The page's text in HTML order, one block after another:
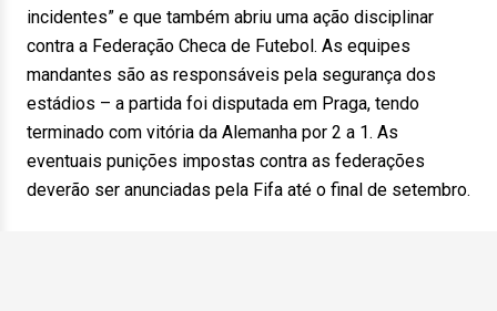
incidentes” e que também abriu uma ação disciplinar
contra a Federação Checa de Futebol. As equipes
mandantes são as responsáveis pela segurança dos
estádios – a partida foi disputada em Praga, tendo
terminado com vitória da Alemanha por 2 a 1. As
eventuais punições impostas contra as federações
deverão ser anunciadas pela Fifa até o final de setembro.